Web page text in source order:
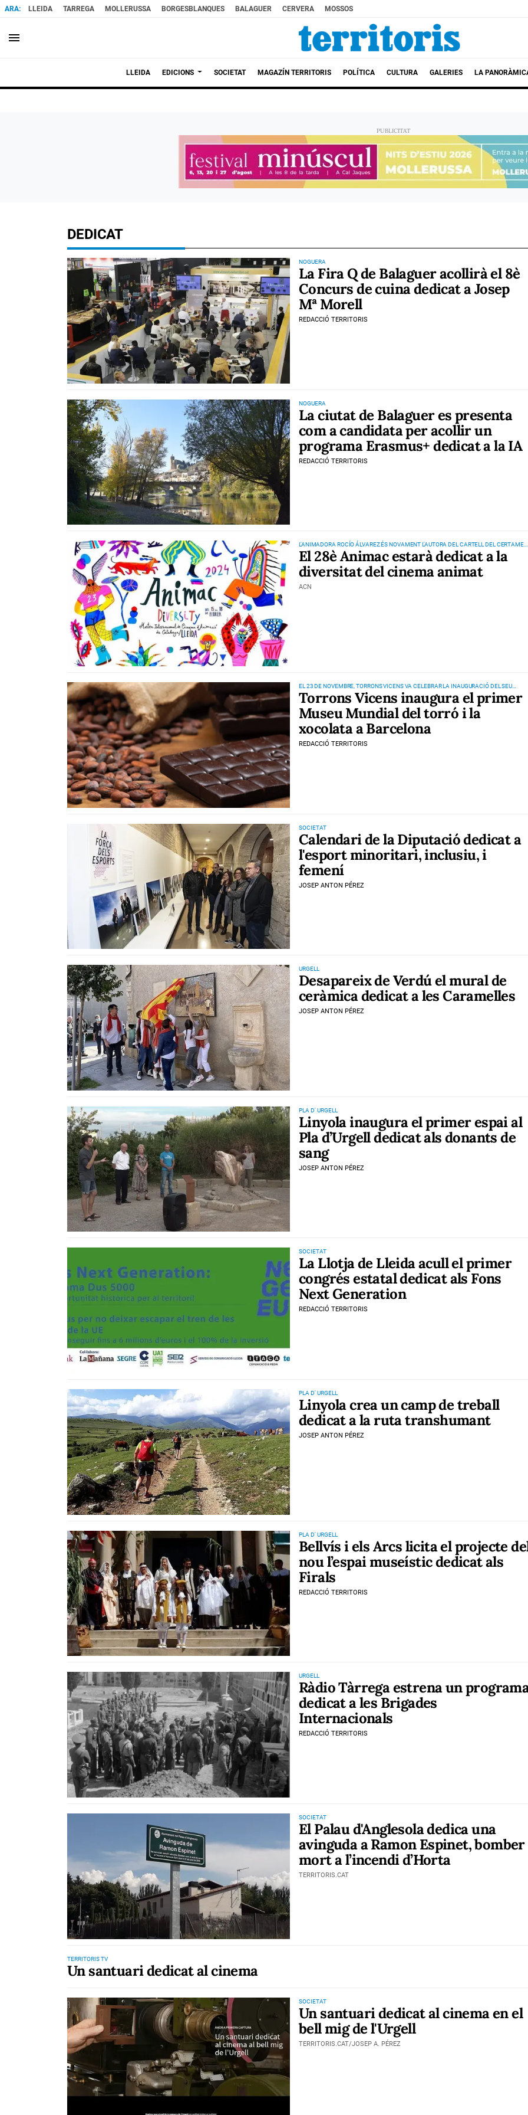
LLEIDA TARREGA MOLLERUSSA BORGESBLANQUES BALAGUER CERVERA MOSSOS
menu
LLEIDA EDICIONS SOCIETAT MAGAZÍN TERRITORIS POLÍTICA CULTURA GALERIES LA
DEDICAT
NOGUERA
La Fira Q de Balaguer acollirà el 8è
Concurs de cuina dedicat a Josep
Mª Morell
REDACCIÓ TERRITORIS
NOGUERA
La ciutat de Balaguer es presenta
com a candidata per acollir un
programa Erasmus+ dedicat a la IA
REDACCIÓ TERRITORIS
L'ANIMADORA ROCÍO ÁLVAREZ ÉS NOVAMENT L'AUTORA DEL CARTELL DEL
QUE TINDRÀ LLOC DEL 15 AL 18 DE FEBRER A LLEIDA
El 28è Animac estarà dedicat a la
diversitat del cinema animat
ACN
EL 23 DE NOVEMBRE, TORRONS VICENS VA CELEBRAR LA INAUGURACIÓ DEL SEU
MUSEU DEL TORRÓ I LA XOCOLATA A BARCELONA
Torrons Vicens inaugura el primer
Museu Mundial del torró i la
xocolata a Barcelona
REDACCIÓ TERRITORIS
SOCIETAT
Calendari de la Diputació dedicat a
l'esport minoritari, inclusiu, i
femení
JOSEP ANTON PÉREZ
URGELL
Desapareix de Verdú el mural de
ceràmica dedicat a les Caramelles
JOSEP ANTON PÉREZ
PLA D' URGELL
Linyola inaugura el primer espai al
Pla d’Urgell dedicat als donants de
sang
JOSEP ANTON PÉREZ
SOCIETAT
La Llotja de Lleida acull el primer
congrés estatal dedicat als Fons
Next Generation
REDACCIÓ TERRITORIS
PLA D' URGELL
Linyola crea un camp de treball
dedicat a la ruta transhumant
JOSEP ANTON PÉREZ
PLA D' URGELL
Bellvís i els Arcs licita el projecte
nou l’espai museístic dedicat als
Firals
REDACCIÓ TERRITORIS
URGELL
Ràdio Tàrrega estrena un
dedicat a les Brigades
Internacionals
REDACCIÓ TERRITORIS
SOCIETAT
El Palau d'Anglesola dedica una
avinguda a Ramon Espinet, bomber
mort a l’incendi d’Horta
TERRITORIS.CAT
TERRITORIS TV
Un santuari dedicat al cinema
SOCIETAT
Un santuari dedicat al cinema en el
bell mig de l'Urgell
TERRITORIS.CAT/JOSEP A. PÉREZ